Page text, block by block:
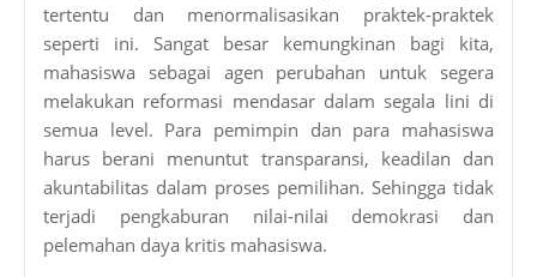
tertentu dan menormalisasikan praktek-praktek
seperti ini. Sangat besar kemungkinan bagi kita,
mahasiswa sebagai agen perubahan untuk segera
melakukan reformasi mendasar dalam segala lini di
semua level. Para pemimpin dan para mahasiswa
harus berani menuntut transparansi, keadilan dan
akuntabilitas dalam proses pemilihan. Sehingga tidak
terjadi pengkaburan nilai-nilai demokrasi dan
pelemahan daya kritis mahasiswa.